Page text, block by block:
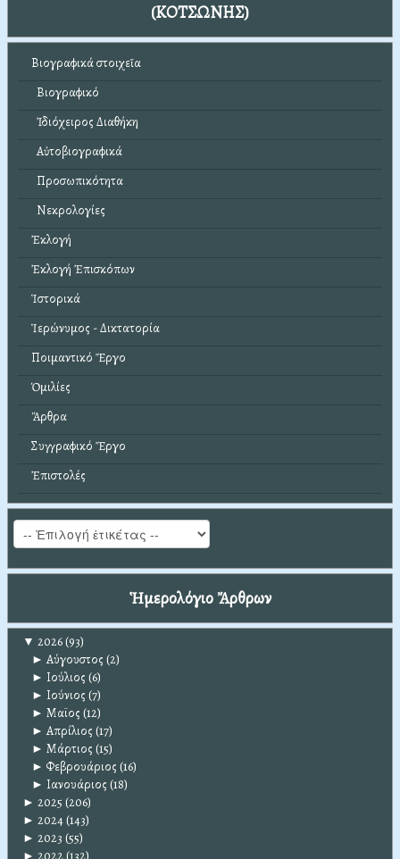
(ΚΟΤΣΩΝΗΣ)
Βιογραφικά στοιχεῖα
Βιογραφικό
Ἰδιόχειρος Διαθήκη
Αὐτοβιογραφικά
Προσωπικότητα
Νεκρολογίες
Ἐκλογή
Ἐκλογή Ἐπισκόπων
Ἱστορικά
Ἱερώνυμος - Δικτατορία
Ποιμαντικό Ἔργο
Ὁμιλίες
Ἄρθρα
Συγγραφικό Ἔργο
Ἐπιστολές
Ἡμερολόγιο Ἄρθρων
▼ 2026(93)
► Αύγουστος (2)
► Ιούλιος (6)
► Ιούνιος (7)
► Μαϊος (12)
► Απρίλιος (17)
► Μάρτιος (15)
► Φεβρουάριος (16)
► Ιανουάριος (18)
► 2025 (206)
► 2024(143)
► 2023 (55)